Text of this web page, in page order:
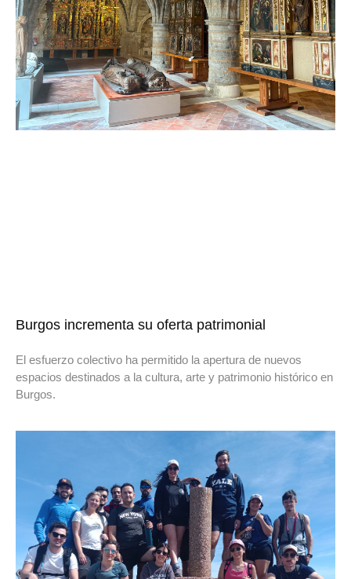
Burgos incrementa su oferta patrimonial
El esfuerzo colectivo ha permitido la apertura de nuevos
espacios destinados a la cultura, arte y patrimonio histórico en
Burgos.